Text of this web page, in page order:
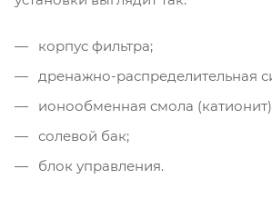
корпус фильтра;
дренажно-распределительная
ионообменная смола
солевой бак;
блок управления.